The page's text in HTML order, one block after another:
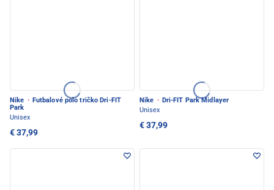
Nike · Futbalové polo tričko Dri-FIT
Park
Unisex
€ 37,99
Nike · Dri-FIT Park Midlayer
Unisex
€ 37,99